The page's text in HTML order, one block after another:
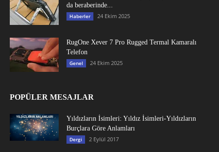
da beraberinde...
Haberler 24 Ekim 2025
RugOne Xever 7 Pro Rugged Termal Kamaralı
Telefon
Genel 24 Ekim 2025
POPÜLER MESAJLAR
Yıldızların İsimleri: Yıldız İsimleri-Yıldızların
Burçlara Göre Anlamları
Dergi 2 Eylül 2017